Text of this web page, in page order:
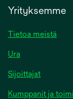
Yrityksemme
Tietoa meistä
Ura
Sijoittajat
Kumppanit ja